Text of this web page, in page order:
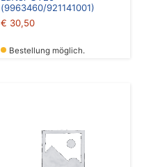
(9963460/921141001)
€ 30,50
Bestellung möglich.